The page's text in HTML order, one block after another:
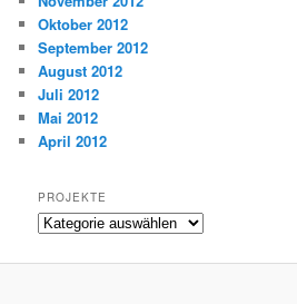
Oktober 2012
September 2012
August 2012
Juli 2012
Mai 2012
April 2012
PROJEKTE
Projekte